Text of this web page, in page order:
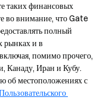
таких финансовых
во внимание, что Gate
полный
рынках и в
помимо прочего,
Канаду, Иран и Кубу.
об местоположениях с